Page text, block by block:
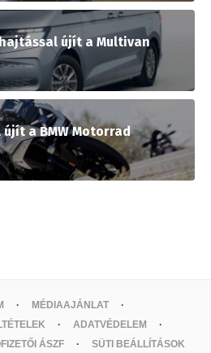
újít a Multivan
a BMW Motorrad
MÉDIAAJÁNLAT
ADATVÉDELEM
ÁSZF SÜTI BEÁLLÍTÁSOK